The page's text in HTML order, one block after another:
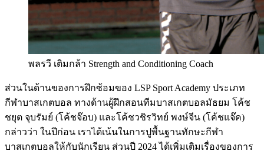
พลรวี เติมกล้า Strength and Conditioning Coach
ส่วนในด้านของการฝึกซ้อมของ LSP Sport Academy ประเภท
กีฬาบาสเกตบอล ทางด้านผู้ฝึกสอนทีมบาสเกตบอลมัธยม โค้ช
ชยุต จุบรัมย์ (โค้ชจ๊อบ) และโค้ชวชิรวิทย์ พงษ์จีน (โค้ชแจ๊ค)
กล่าวว่า ในปีก่อน เราได้เน้นในการปูพื้นฐานทักษะกีฬา
บาสเกตบอลให้กับนักเรียน ส่วนปี 2024 ได้เพิ่มเติมเรื่องของการ